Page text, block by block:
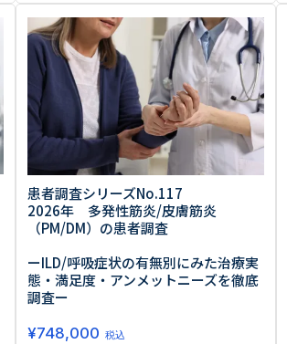
患者調査シリーズNo.117
2026年 多発性筋炎/皮膚筋炎
（PM/DM）の患者調査
ーILD/呼吸症状の有無別にみた治療実
態・満足度・アンメットニーズを徹底
調査ー
¥748,000 税込